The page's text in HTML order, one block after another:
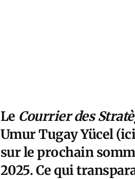
Le Courrier des
Umur Tugay Yücel (ici
sur le prochain
2025. Ce qui